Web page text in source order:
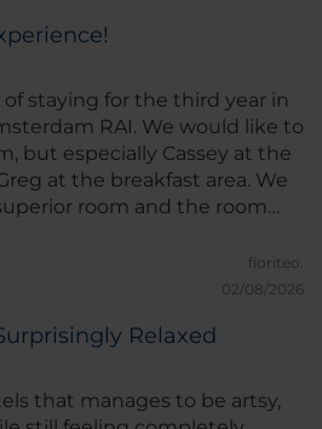
staying for the third year in
RAI. We would like to
but especially Cassey at the
at the breakfast area. We
room and the room
wait to come back!
floriteo.
02/08/2026
Relaxed
that manages to be artsy,